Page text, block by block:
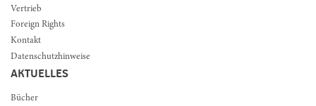
Vertrieb
Foreign Rights
Kontakt
Datenschutzhinweise
AKTUELLES
Bücher